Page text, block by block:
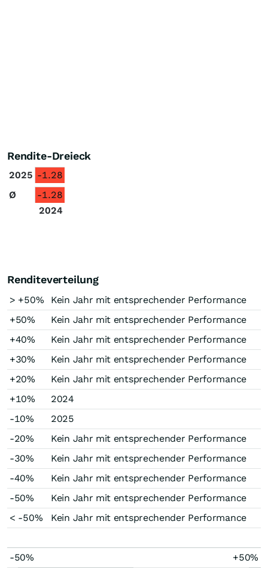
Rendite-Dreieck
2025 -1.28
Ø
-1.28
2024
Renditeverteilung
> +50%
Kein Jahr mit entsprechender Performance
+50%
Kein Jahr mit entsprechender Performance
+40%
Kein Jahr mit entsprechender Performance
+30%
Kein Jahr mit entsprechender Performance
+20%
Kein Jahr mit entsprechender Performance
+10%
2024
-10%
2025
-20%
Kein Jahr mit entsprechender Performance
-30%
Kein Jahr mit entsprechender Performance
-40%
Kein Jahr mit entsprechender Performance
-50%
Kein Jahr mit entsprechender Performance
< -50%
Kein Jahr mit entsprechender Performance
-50% +50%